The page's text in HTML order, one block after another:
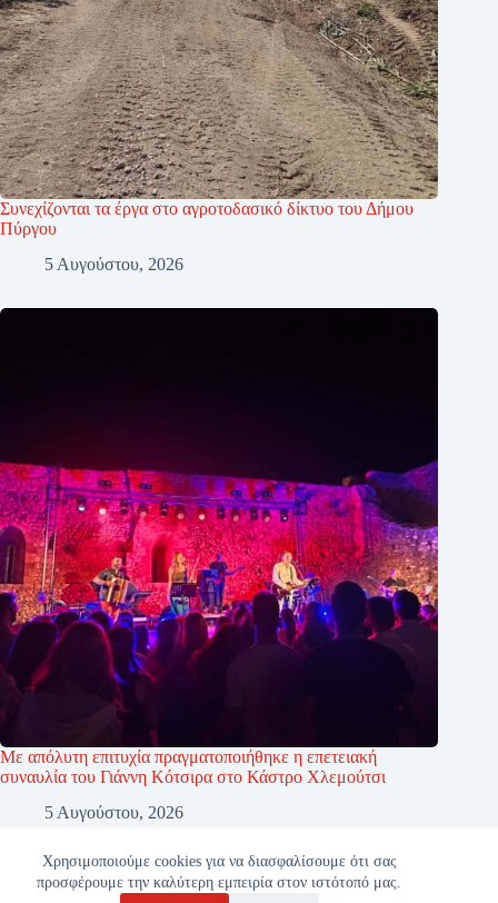
Χρησιμοποιούμε cookies για να διασφαλίσουμε ότι σας
προσφέρουμε την καλύτερη εμπειρία στον ιστότοπό μας.
Συνεχίζονται τα έργα στο αγροτοδασικό δίκτυο του Δήμου
Πύργου
5 Αυγούστου, 2026
Με απόλυτη επιτυχία πραγματοποιήθηκε η επετειακή
συναυλία του Γιάννη Κότσιρα στο Κάστρο Χλεμούτσι
5 Αυγούστου, 2026